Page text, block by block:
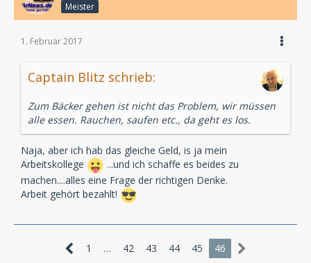
Meister
1. Februar 2017
Captain Blitz schrieb:
Zum Bäcker gehen ist nicht das Problem, wir müssen
alle essen. Rauchen, saufen etc., da geht es los.
Naja, aber ich hab das gleiche Geld, is ja mein
Arbeitskollege
...und ich schaffe es beides zu
machen....alles eine Frage der richtigen Denke.
Arbeit gehört bezahlt!
1 … 42 43 44 45 46